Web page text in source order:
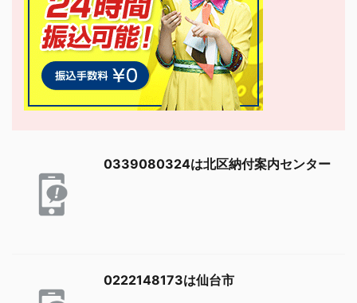
0339080324は北区納付案内センター
0222148173は仙台市